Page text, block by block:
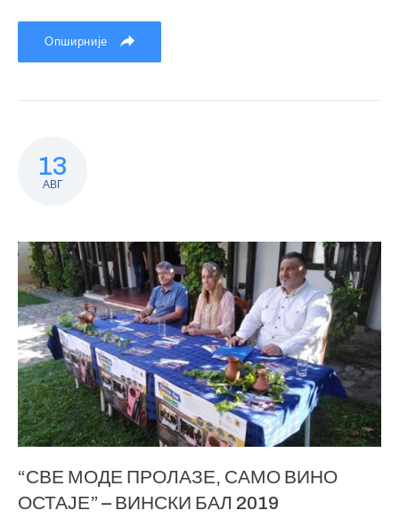
Опширније
13
АВГ
“СВЕ МОДЕ ПРОЛАЗЕ, САМО ВИНО
ОСТАЈЕ” – ВИНСКИ БАЛ 2019